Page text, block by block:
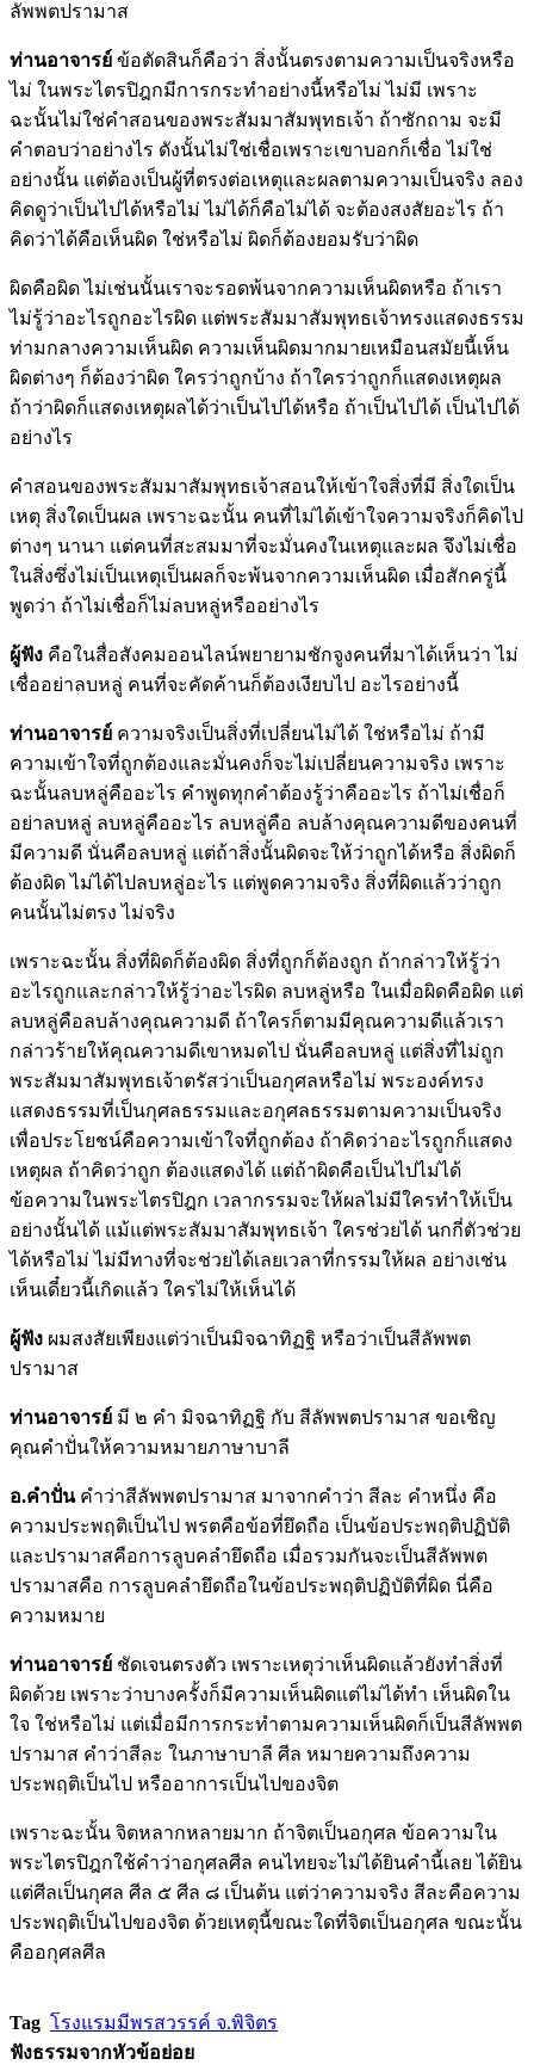
ลัพพตปรามาส
ท่านอาจารย์ ข้อตัดสินก็คือว่า สิ่งนั้นตรงตามความเป็นจริงหรือ
ไม่ ในพระไตรปิฎกมีการกระทำอย่างนี้หรือไม่ ไม่มี เพราะ
ฉะนั้นไม่ใช่คำสอนของพระสัมมาสัมพุทธเจ้า ถ้าซักถาม จะมี
คำตอบว่าอย่างไร ดังนั้นไม่ใช่เชื่อเพราะเขาบอกก็เชื่อ ไม่ใช่
อย่างนั้น แต่ต้องเป็นผู้ที่ตรงต่อเหตุและผลตามความเป็นจริง ลอง
คิดดูว่าเป็นไปได้หรือไม่ ไม่ได้ก็คือไม่ได้ จะต้องสงสัยอะไร ถ้า
คิดว่าได้คือเห็นผิด ใช่หรือไม่ ผิดก็ต้องยอมรับว่าผิด
ผิดคือผิด ไม่เช่นนั้นเราจะรอดพ้นจากความเห็นผิดหรือ ถ้าเรา
ไม่รู้ว่าอะไรถูกอะไรผิด แต่พระสัมมาสัมพุทธเจ้าทรงแสดงธรรม
ท่ามกลางความเห็นผิด ความเห็นผิดมากมายเหมือนสมัยนี้เห็น
ผิดต่างๆ ก็ต้องว่าผิด ใครว่าถูกบ้าง ถ้าใครว่าถูกก็แสดงเหตุผล
ถ้าว่าผิดก็แสดงเหตุผลได้ว่าเป็นไปได้หรือ ถ้าเป็นไปได้ เป็นไปได้
อย่างไร
คำสอนของพระสัมมาสัมพุทธเจ้าสอนให้เข้าใจสิ่งที่มี สิ่งใดเป็น
เหตุ สิ่งใดเป็นผล เพราะฉะนั้น คนที่ไม่ได้เข้าใจความจริงก็คิดไป
ต่างๆ นานา แต่คนที่สะสมมาที่จะมั่นคงในเหตุและผล จึงไม่เชื่อ
ในสิ่งซึ่งไม่เป็นเหตุเป็นผลก็จะพ้นจากความเห็นผิด เมื่อสักครู่นี้
พูดว่า ถ้าไม่เชื่อก็ไม่ลบหลู่หรืออย่างไร
ผู้ฟัง คือในสื่อสังคมออนไลน์พยายามชักจูงคนที่มาได้เห็นว่า ไม่
เชื่ออย่าลบหลู่ คนที่จะคัดค้านก็ต้องเงียบไป อะไรอย่างนี้
ท่านอาจารย์ ความจริงเป็นสิ่งที่เปลี่ยนไม่ได้ ใช่หรือไม่ ถ้ามี
ความเข้าใจที่ถูกต้องและมั่นคงก็จะไม่เปลี่ยนความจริง เพราะ
ฉะนั้นลบหลู่คืออะไร คำพูดทุกคำต้องรู้ว่าคืออะไร ถ้าไม่เชื่อก็
อย่าลบหลู่ ลบหลู่คืออะไร ลบหลู่คือ ลบล้างคุณความดีของคนที่
มีความดี นั่นคือลบหลู่ แต่ถ้าสิ่งนั้นผิดจะให้ว่าถูกได้หรือ สิ่งผิดก็
ต้องผิด ไม่ได้ไปลบหลู่อะไร แต่พูดความจริง สิ่งที่ผิดแล้วว่าถูก
คนนั้นไม่ตรง ไม่จริง
เพราะฉะนั้น สิ่งที่ผิดก็ต้องผิด สิ่งที่ถูกก็ต้องถูก ถ้ากล่าวให้รู้ว่า
อะไรถูกและกล่าวให้รู้ว่าอะไรผิด ลบหลู่หรือ ในเมื่อผิดคือผิด แต่
ลบหลู่คือลบล้างคุณความดี ถ้าใครก็ตามมีคุณความดีแล้วเรา
กล่าวร้ายให้คุณความดีเขาหมดไป นั่นคือลบหลู่ แต่สิ่งที่ไม่ถูก
พระสัมมาสัมพุทธเจ้าตรัสว่าเป็นอกุศลหรือไม่ พระองค์ทรง
แสดงธรรมที่เป็นกุศลธรรมและอกุศลธรรมตามความเป็นจริง
เพื่อประโยชน์คือความเข้าใจที่ถูกต้อง ถ้าคิดว่าอะไรถูกก็แสดง
เหตุผล ถ้าคิดว่าถูก ต้องแสดงได้ แต่ถ้าผิดคือเป็นไปไม่ได้
ข้อความในพระไตรปิฎก เวลากรรมจะให้ผลไม่มีใครทำให้เป็น
อย่างนั้นได้ แม้แต่พระสัมมาสัมพุทธเจ้า ใครช่วยได้ นกกี่ตัวช่วย
ได้หรือไม่ ไม่มีทางที่จะช่วยได้เลยเวลาที่กรรมให้ผล อย่างเช่น
เห็นเดี๋ยวนี้เกิดแล้ว ใครไม่ให้เห็นได้
ผู้ฟัง ผมสงสัยเพียงแต่ว่าเป็นมิจฉาทิฏฐิ หรือว่าเป็นสีลัพพต
ปรามาส
ท่านอาจารย์ มี ๒ คำ มิจฉาทิฏฐิ กับ สีลัพพตปรามาส ขอเชิญ
คุณคำปั่นให้ความหมายภาษาบาลี
อ.คำปั่นคำว่าสีลัพพตปรามาส มาจากคำว่า สีละ คำหนึ่ง คือ
ความประพฤติเป็นไป พรตคือข้อที่ยึดถือ เป็นข้อประพฤติปฏิบัติ
และปรามาสคือการลูบคลำยึดถือ เมื่อรวมกันจะเป็นสีลัพพต
ปรามาสคือ การลูบคลำยึดถือในข้อประพฤติปฏิบัติที่ผิด นี่คือ
ความหมาย
ท่านอาจารย์ ชัดเจนตรงตัว เพราะเหตุว่าเห็นผิดแล้วยังทำสิ่งที่
ผิดด้วย เพราะว่าบางครั้งก็มีความเห็นผิดแต่ไม่ได้ทำ เห็นผิดใน
ใจ ใช่หรือไม่ แต่เมื่อมีการกระทำตามความเห็นผิดก็เป็นสีลัพพต
ปรามาส คำว่าสีละ ในภาษาบาลี ศีล หมายความถึงความ
ประพฤติเป็นไป หรืออาการเป็นไปของจิต
เพราะฉะนั้น จิตหลากหลายมาก ถ้าจิตเป็นอกุศล ข้อความใน
พระไตรปิฎกใช้คำว่าอกุศลศีล คนไทยจะไม่ได้ยินคำนี้เลย ได้ยิน
แต่ศีลเป็นกุศล ศีล ๕ ศีล ๘ เป็นต้น แต่ว่าความจริง สีละคือความ
ประพฤติเป็นไปของจิต ด้วยเหตุนี้ขณะใดที่จิตเป็นอกุศล ขณะนั้น
คืออกุศลศีล
Tag โรงแรมมีพรสวรรค์ จ.พิจิตร
ฟังธรรมจากหัวข้อย่อย